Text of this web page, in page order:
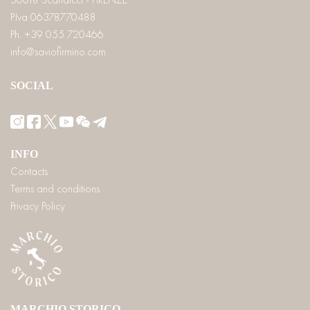
P.Iva 06378770488
Ph. +39 055 720466
info@saviofirmino.com
SOCIAL
INFO
Contacts
Terms and conditions
Privacy Policy